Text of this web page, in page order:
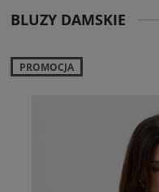
BLUZY DAMSKIE
PROMOCJA